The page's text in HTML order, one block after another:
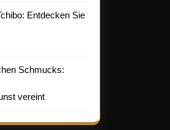
Entdecken Sie
Schmucks:
vereint